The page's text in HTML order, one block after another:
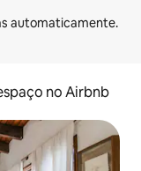
no Airbnb